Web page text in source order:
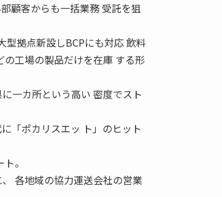
顧客からも一括業務 受託を狙
型拠点新設しBCPにも対応 飲料
工場の製品だけを在庫 する形
一カ所という高い 密度でスト
「ポカリスエッ ト」のヒット
。
各地域の協力運送会社の営業